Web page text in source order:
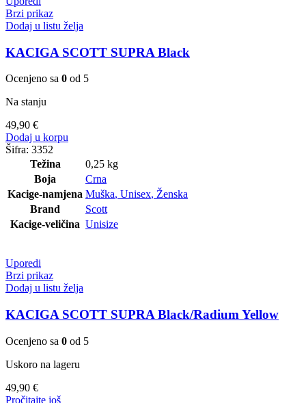
Brzi prikaz
Dodaj u listu želja
KACIGA SCOTT SUPRA Black
Ocenjeno sa 0 od 5
Na stanju
49,90 €
Dodaj u korpu
Šifra: 3352
Težina
0,25 kg
Boja
Crna
Kacige-namjena Muška, Unisex, Ženska
Brand
Scott
Kacige-veličina Unisize
Uporedi
Brzi prikaz
Dodaj u listu želja
KACIGA SCOTT SUPRA Black/Radium Yellow
Ocenjeno sa 0 od 5
Uskoro na lageru
49,90 €
Pročitajte još